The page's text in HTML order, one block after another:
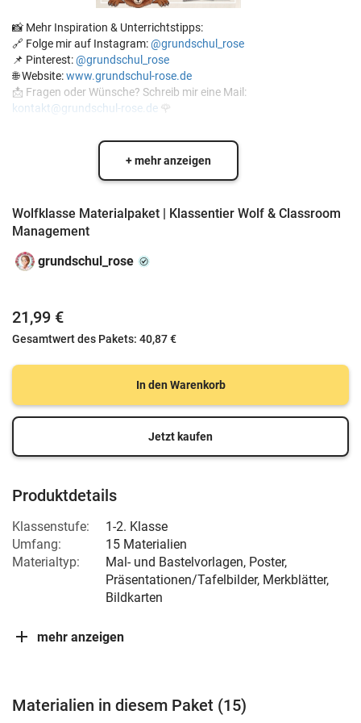
📸 Mehr Inspiration & Unterrichtstipps:
🔗 Folge mir auf Instagram:@grundschul_rose
📌 Pinterest:@grundschul_rose
🌐 Website:www.grundschul-rose.de
📩 Fragen oder Wünsche? Schreib mir eine Mail:
kontakt@grundschul-rose.de 🌹
+ mehr anzeigen
Wolfklasse Materialpaket | Klassentier Wolf & Classroom
Management
grundschul_rose
21,99 €
Gesamtwert des Pakets: 40,87 €
In den Warenkorb
Jetzt kaufen
Produktdetails
Klassenstufe:
1-2. Klasse
Umfang:
15 Materialien
Materialtyp:
Mal- und Bastelvorlagen, Poster,
Präsentationen/Tafelbilder, Merkblätter,
Bildkarten
mehr anzeigen
Materialien in diesem Paket (15)